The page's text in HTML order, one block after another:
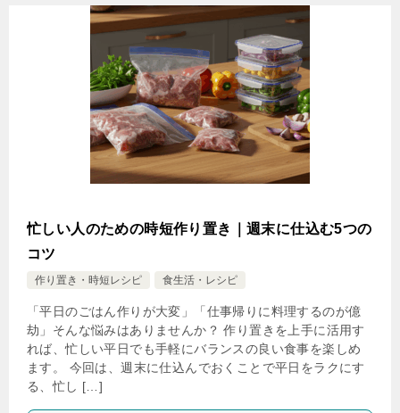
忙しい人のための時短作り置き｜週末に仕込む5つの
コツ
作り置き・時短レシピ 食生活・レシピ
「平日のごはん作りが大変」「仕事帰りに料理するのが億
劫」そんな悩みはありませんか？ 作り置きを上手に活用す
れば、忙しい平日でも手軽にバランスの良い食事を楽しめ
ます。 今回は、週末に仕込んでおくことで平日をラクにす
る、忙し […]